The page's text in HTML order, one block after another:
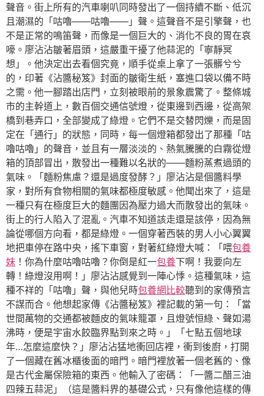
聲音。街上所有的汽車喇叭同時發出了一個持續不斷、低沉
且潮濕的「咕嚕——咕嚕——」聲。這聲音不是引擎聲，也
不是正常的鳴笛聲，而像是一個巨大的、消化不良的胃在哀
嚎。廖沾沾皺著眉頭，這嚴重干擾了他蒜泥的「寧靜冥
想」。他決定出去看個究竟，順手從桌上拿了一張髒兮兮
的，印著《沾醬秘笈》封面的皺衛生紙，塞進口袋以備不時
之需。他一腳踏出店門，立刻被眼前的景象震驚了。整條城
市的主幹道上，數百個交通信號燈，從東邊到西邊，從高架
橋到巷弄口，全部變成了綠燈。它們不是交替閃爍，而是固
定在「通行」的狀態，同時，每一個燈箱都發出了那種「咕
嚕咕嚕」的聲音，並且有一層淡淡的、熱氣騰騰的白霧從燈
箱的頂部冒出，散發出一種難以名狀的——麵粉蒸煮過頭的
氣味。「麵粉焦慮？還是過度發酵？」廖沾沾是個醬料學
家，對所有食物相關的氣味都極度敏感。他聞出來了，這是
一種只有在極度巨大的麵團因為壓力過大而散發出的氣味。
街上的行人陷入了混亂。汽車不知道該走還是該停，因為無
論從哪個方向看，都是綠燈。一個穿著西裝的男人小心翼翼
地把車停在路中央，搖下車窗，對著紅綠燈大喊：「喂包養
妹 ！你為什麼咕嚕咕嚕？你倒是紅一包養下啊！我要向左
轉！綠燈沒用啊！」廖沾沾感覺到一陣心悸。這種氣味，這
種不祥的「咕嚕」聲，與他兒時包養網比較聽到的家傳預言
不謀而合。他想起家傳《沾醬秘笈》裡記載的第一句：「當
世間萬物的交通都被麵皮的氣味籠罩，且燈號恒綠、聲如湯
沸時，便是宇宙水餃臨界點到來之時。」「七點五個地球
年…怎麼這麼快？」廖沾沾猛地衝回店裡，衝到後廚，打開
了一個藏在舊冰櫃後面的暗門。暗門裡放著一個老舊的、像
是古代金屬保險箱的東西。他輸入了密碼：「一醬二醋三油
四辣五蒜泥」（這是醬料界的基礎公式，只有像他這樣的傳